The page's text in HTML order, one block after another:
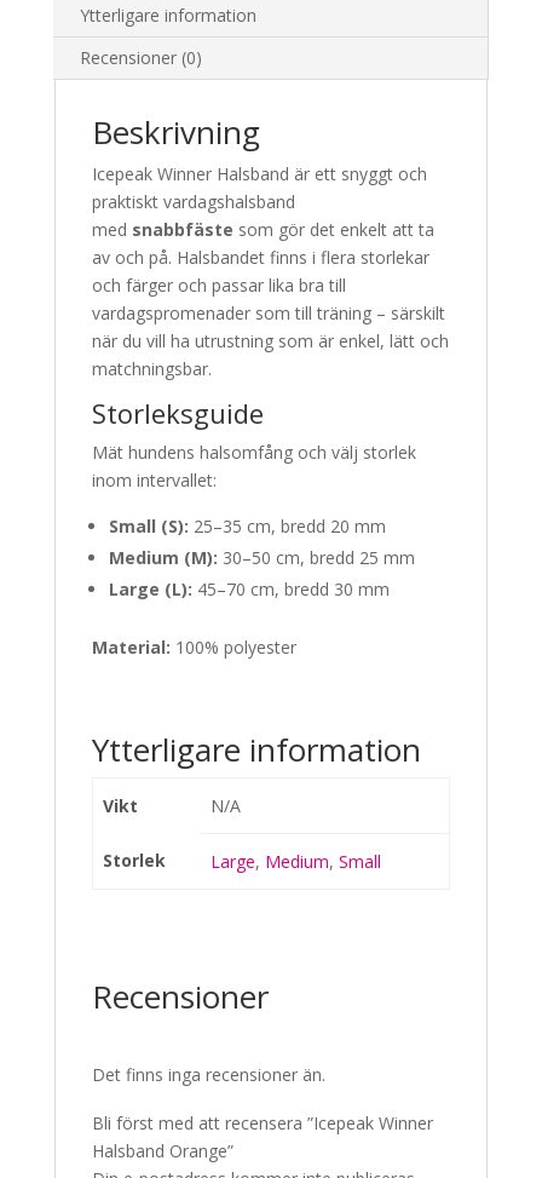
Ytterligare information
Recensioner (0)
Beskrivning
Icepeak Winner Halsband är ett snyggt och
praktiskt vardagshalsband
med snabbfäste som gör det enkelt att ta
av och på. Halsbandet finns i flera storlekar
och färger och passar lika bra till
vardagspromenader som till träning – särskilt
när du vill ha utrustning som är enkel, lätt och
matchningsbar.
Storleksguide
Mät hundens halsomfång och välj storlek
inom intervallet:
Small (S): 25–35 cm, bredd 20 mm
Medium (M): 30–50 cm, bredd 25 mm
Large (L): 45–70 cm, bredd 30 mm
Material: 100% polyester
Ytterligare information
Vikt N/A
Storlek Large, Medium, Small
Recensioner
Det finns inga recensioner än.
Bli först med att recensera ”Icepeak Winner
Halsband Orange”